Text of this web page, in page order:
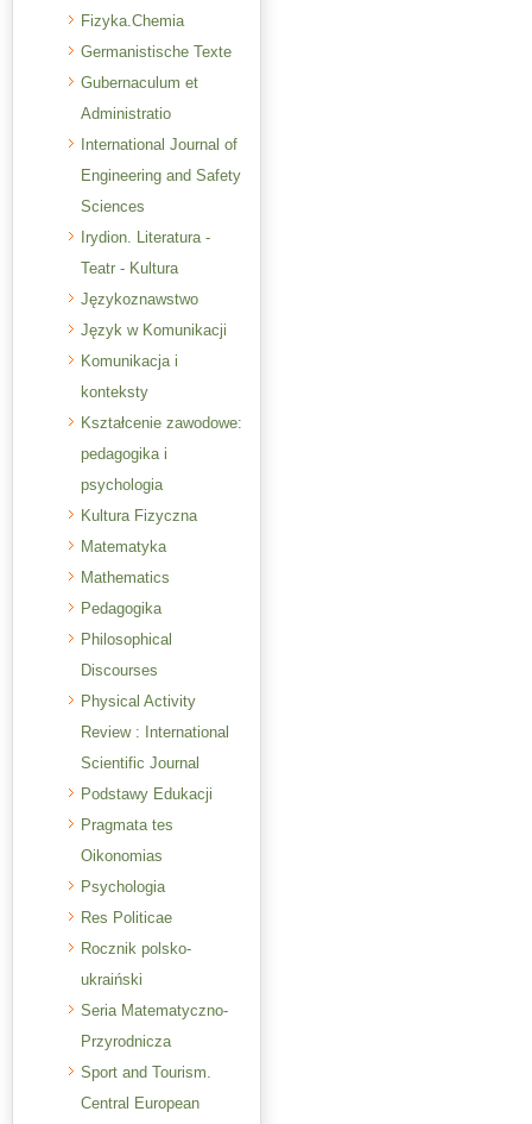
Fizyka.Chemia
Germanistische Texte
Gubernaculum et
Administratio
International Journal of
Engineering and Safety
Sciences
Irydion. Literatura -
Teatr - Kultura
Językoznawstwo
Język w Komunikacji
Komunikacja i
konteksty
Kształcenie zawodowe:
pedagogika i
psychologia
Kultura Fizyczna
Matematyka
Mathematics
Pedagogika
Philosophical
Discourses
Physical Activity
Review : International
Scientific Journal
Podstawy Edukacji
Pragmata tes
Oikonomias
Psychologia
Res Politicae
Rocznik polsko-
ukraiński
Seria Matematyczno-
Przyrodnicza
Sport and Tourism.
Central European